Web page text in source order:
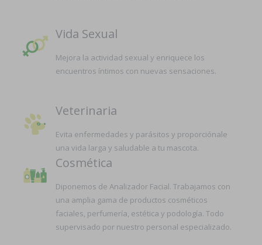
Vida Sexual
Mejora la actividad sexual y enriquece los
encuentros íntimos con nuevas sensaciones.
Veterinaria
Evita enfermedades y parásitos y proporciónale
una vida larga y saludable a tu mascota.
Cosmética
Diponemos de Analizador Facial. Trabajamos con
una amplia gama de productos cosméticos
faciales, perfumería, estética y podología. Todo
supervisado por nuestro personal especializado.